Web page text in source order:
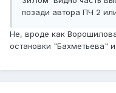
позади автора ПЧ 2
Не, вроде как
остановки "Бахметьева"